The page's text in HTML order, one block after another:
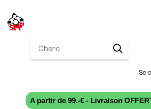
Se
A partir de 99.-€ - Livraison